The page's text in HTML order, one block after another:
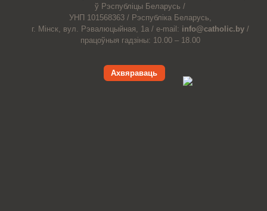
ў Рэспубліцы Беларусь /
УНП 101568363 / Рэспубліка Беларусь,
г. Мінск, вул. Рэвалюцыйная, 1а / e-mail: info@catholic.by /
працоўныя гадзіны: 10.00 – 18.00
Ахвяраваць